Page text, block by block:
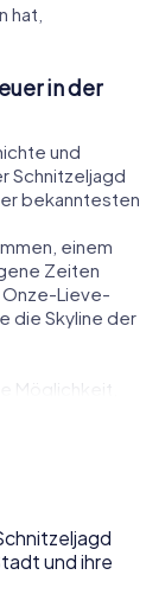
hat,
in der
und
Schnitzeljagd
bekanntesten
einem
Zeiten
Onze-Lieve-
die Skyline der
Möglichkeit,
Gassen
auch
über
und ihre